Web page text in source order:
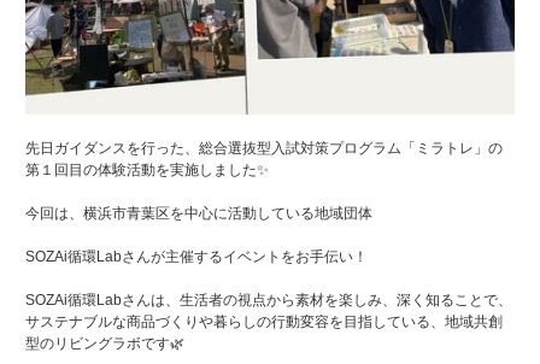
先日ガイダンスを行った、総合選抜型入試対策プログラム「ミラトレ」の
第１回目の体験活動を実施しました✨
今回は、横浜市青葉区を中心に活動している地域団体
SOZAi循環Labさんが主催するイベントをお手伝い！
SOZAi循環Labさんは、生活者の視点から素材を楽しみ、深く知ることで、
サステナブルな商品づくりや暮らしの行動変容を目指している、地域共創
型のリビングラボです🌿